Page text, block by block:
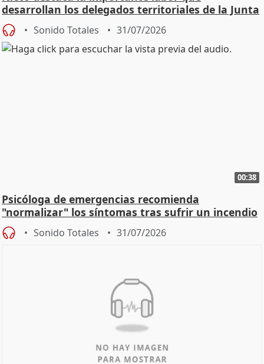
desarrollan los delegados territoriales de la Junta
Sonido Totales 31/07/2026
00:38
Psicóloga de emergencias recomienda
"normalizar" los síntomas tras sufrir un incendio
Sonido Totales 31/07/2026